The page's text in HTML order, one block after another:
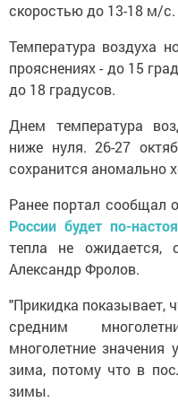
скоростью до 13-18 м/с.
Температура воздуха
прояснениях - до 15
до 18 градусов.
Днем температура
ниже нуля. 26-27
сохранится аномально
Ранее портал сообщал
России будет по-
тепла не ожидается,
Александр Фролов.
"Прикидка показывает,
средним
многолетние значения
зима, потому что в
зимы.